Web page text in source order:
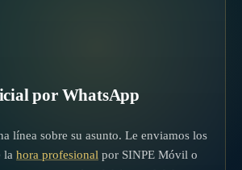
por WhatsApp
línea sobre su asunto. Le enviamos los
la hora profesional por SINPE Móvil o